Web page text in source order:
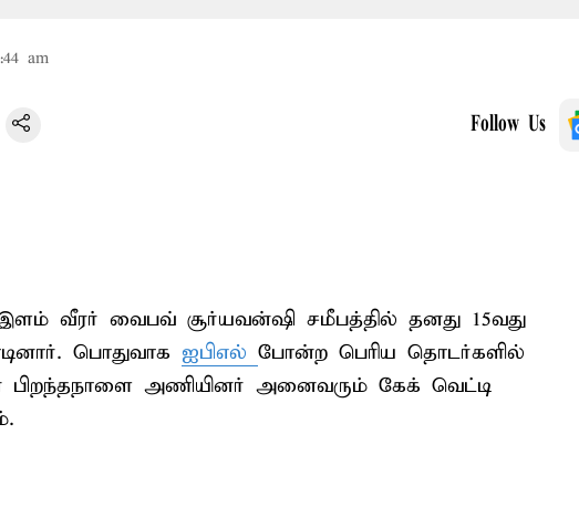
am
Follow Us
வீரர் வைபவ் சூர்யவன்ஷி சமீபத்தில் தனது 15வது
பொதுவாக ஐபிஎல் போன்ற பெரிய தொடர்களில்
பிறந்தநாளை அணியினர் அனைவரும் கேக் வெட்டி